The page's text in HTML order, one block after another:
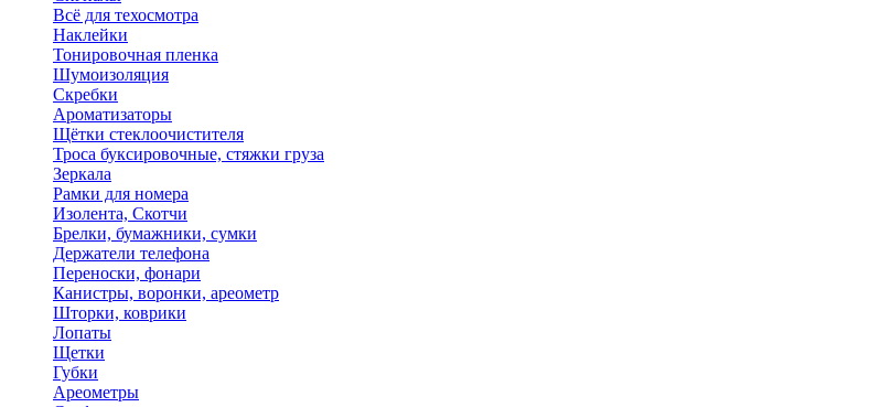
Всё для техосмотра
Наклейки
Тонировочная пленка
Шумоизоляция
Скребки
Ароматизаторы
Щётки стеклоочистителя
Троса буксировочные, стяжки груза
Зеркала
Рамки для номера
Изолента, Скотчи
Брелки, бумажники, сумки
Держатели телефона
Переноски, фонари
Канистры, воронки, ареометр
Шторки, коврики
Лопаты
Щетки
Губки
Ареометры